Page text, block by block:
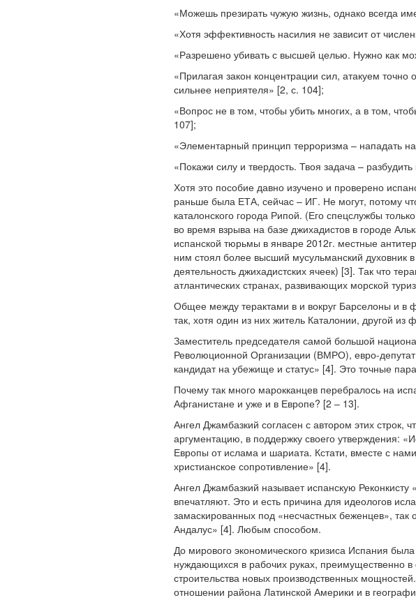
«Можешь презирать чужую жизнь, однако всегда
«Хотя эффективность насилия не зависит от
«Разрешено убивать с высшей целью. Нужно как
«Прилагая закон концентрации сил, атакуем
сильнее неприятеля» [2, с. 104];
«Вопрос не в том, чтобы убить многих, а в том,
107];
«Элементарный принцип терроризма – нападать
«Покажи силу и твердость. Твоя задача –
Хотя это пособие давно изучено и проверено
раньше была ЕТА, сейчас – ИГ. Не могут, потому
каталонского города Рипой. (Его спецслужбы
во время взрыва на базе джихадистов в городе
испанской тюрьмы в январе 2012г. местные
ним стоял более высший мусульманский
деятельность джихадистских ячеек) [3]. Так что
атлантических странах, развивающих морской
Общее между терактами в и вокруг Барселоны и в
так, хотя один из них житель Каталонии, другой
Заместитель председателя самой большой
Революционной Организации (ВМРО), евро-
кандидат на убежище и статус» [4]. Это точные
Почему так много марокканцев перебралось на
Афганистане и уже и в Европе? [2 – 13].
Ангел Джамбазкий согласен с автором этих
аргументацию, в поддержку своего утверждения:
Европы от ислама и шариата. Кстати, вместе с
христианское сопротивление» [4].
Ангел Джамбазкий называет испанскую Реконкисту
впечатляют. Это и есть причина для идеологов
замаскированных под «несчастных беженцев»,
Андалус» [4]. Любым способом.
До мирового экономического кризиса Испания
нуждающихся в рабочих руках, преимущественно в
строительства новых производственных
отношении района Латинской Америки и в